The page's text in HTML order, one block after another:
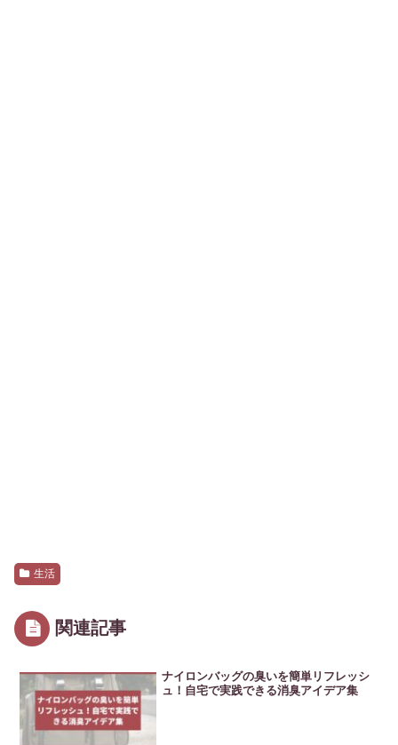
生活
関連記事
ナイロンバッグの臭いを簡単リフレッシ
ュ！自宅で実践できる消臭アイデア集